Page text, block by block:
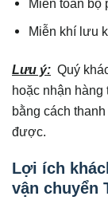
Miễn khí lưu
Lưu ý: Quý
hoặc nhận hàng
bằng cách
được.
Lợi ích
vận chuyển